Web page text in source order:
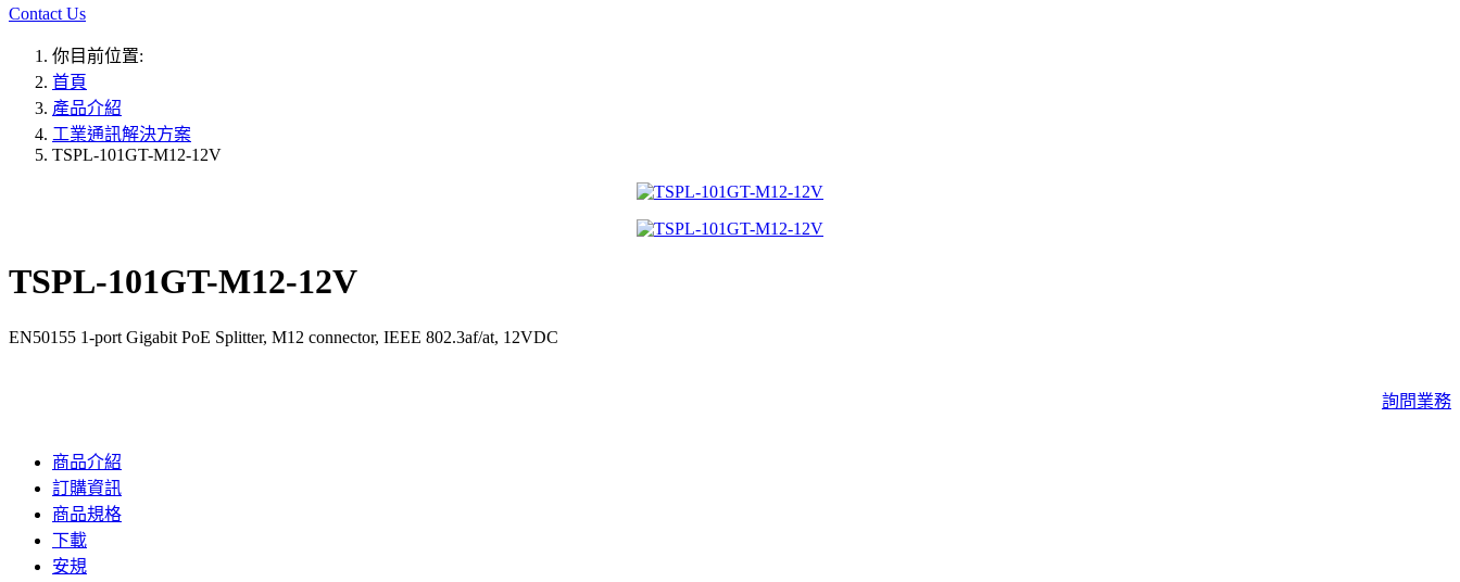
Contact Us
你目前位置:
首頁
產品介紹
工業通訊解決方案
TSPL-101GT-M12-12V
TSPL-101GT-M12-12V
EN50155 1-port Gigabit PoE Splitter, M12 connector, IEEE 802.3af/at, 12VDC
詢問業務
商品介紹
訂購資訊
商品規格
下載
安規